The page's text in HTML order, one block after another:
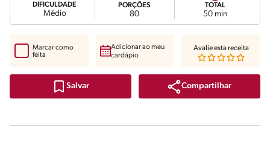
DIFICULDADE
Médio
PORÇÕES
80
TOTAL
50 min
Salvar Compartilhar
Marcar como
feita
Adicionar ao meu
cardápio
Avalie esta receita